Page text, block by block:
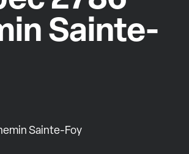
Sainte-
Sainte-Foy